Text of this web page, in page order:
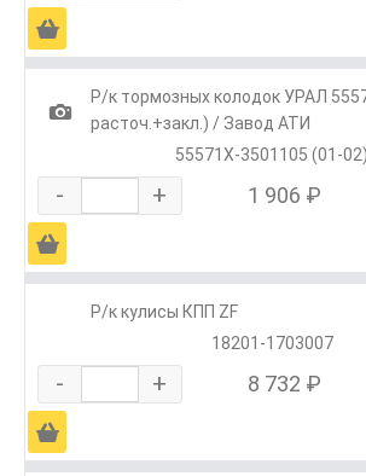
Ä
1
Р/к тормозных колодок УРАЛ
расточ.+закл.) / Завод АТИ
55571Х-3501105 (01-02)
- + 1 906 ₽
Ä
Р/к кулисы КПП ZF
18201-1703007
- + 8 732 ₽
Ä